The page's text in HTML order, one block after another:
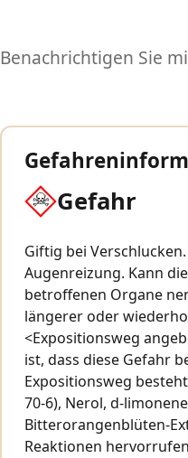
Benachrichtigen Sie
Gefahr
Giftig bei
Augenreizung. Kann
betroffenen Organe
längerer oder
<Expositionsweg
ist, dass diese Gefahr
Expositionsweg
70-6), Nerol, d-
Bitterorangenblüten-
Reaktionen